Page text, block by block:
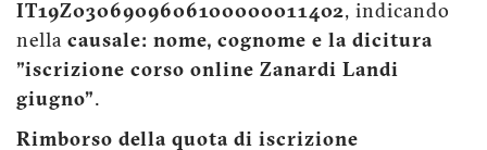
IT19Z0306909606100000011402, indicando
nella causale: nome, cognome e la dicitura
"iscrizione corso online Zanardi Landi
giugno”.
Rimborso della quota di iscrizione